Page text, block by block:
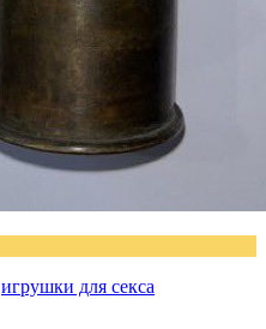
игрушки для секса